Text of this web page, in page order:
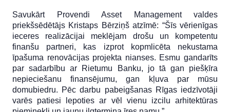
Savukārt Provendi Asset Management valdes
priekšsēdētājs Kristaps Bērziņš atzīmē: “Šīs vērienīgas
ieceres realizācijai meklējam drošu un kompetentu
finanšu partneri, kas izprot kopmlicēta nekustama
īpašuma renovācijas projekta nianses. Esmu gandarīts
par sadarbību ar Rietumu Banku, jo tā gan piešķīra
nepieciešanu finansējumu, gan kļuva par mūsu
domubiedru. Pēc darbu pabeigšanas Rīgas iedzīvotāji
varēs patiesi lepoties ar vēl vienu izcilu arhitektūras